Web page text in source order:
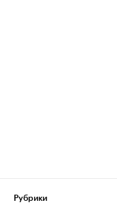
Рубрики